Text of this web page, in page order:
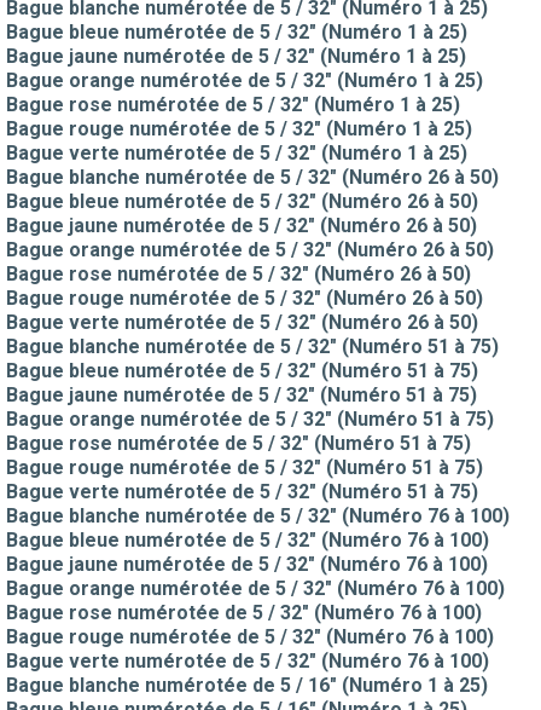
Bague blanche numérotée de 5 / 32" (Numéro 1 à 25)
Bague bleue numérotée de 5 / 32" (Numéro 1 à 25)
Bague jaune numérotée de 5 / 32" (Numéro 1 à 25)
Bague orange numérotée de 5 / 32" (Numéro 1 à 25)
Bague rose numérotée de 5 / 32" (Numéro 1 à 25)
Bague rouge numérotée de 5 / 32" (Numéro 1 à 25)
Bague verte numérotée de 5 / 32" (Numéro 1 à 25)
Bague blanche numérotée de 5 / 32" (Numéro 26 à 50)
Bague bleue numérotée de 5 / 32" (Numéro 26 à 50)
Bague jaune numérotée de 5 / 32" (Numéro 26 à 50)
Bague orange numérotée de 5 / 32" (Numéro 26 à 50)
Bague rose numérotée de 5 / 32" (Numéro 26 à 50)
Bague rouge numérotée de 5 / 32" (Numéro 26 à 50)
Bague verte numérotée de 5 / 32" (Numéro 26 à 50)
Bague blanche numérotée de 5 / 32" (Numéro 51 à 75)
Bague bleue numérotée de 5 / 32" (Numéro 51 à 75)
Bague jaune numérotée de 5 / 32" (Numéro 51 à 75)
Bague orange numérotée de 5 / 32" (Numéro 51 à 75)
Bague rose numérotée de 5 / 32" (Numéro 51 à 75)
Bague rouge numérotée de 5 / 32" (Numéro 51 à 75)
Bague verte numérotée de 5 / 32" (Numéro 51 à 75)
Bague blanche numérotée de 5 / 32" (Numéro 76 à 100)
Bague bleue numérotée de 5 / 32" (Numéro 76 à 100)
Bague jaune numérotée de 5 / 32" (Numéro 76 à 100)
Bague orange numérotée de 5 / 32" (Numéro 76 à 100)
Bague rose numérotée de 5 / 32" (Numéro 76 à 100)
Bague rouge numérotée de 5 / 32" (Numéro 76 à 100)
Bague verte numérotée de 5 / 32" (Numéro 76 à 100)
Bague blanche numérotée de 5 / 16" (Numéro 1 à 25)